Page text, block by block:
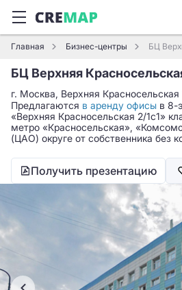
Главная Бизнес-центры БЦ
БЦ Верхняя
г. Москва, Верхняя Красносельская
Предлагаются в аренду офисы в 8-
«Верхняя Красносельская 2/1c1»
метро «Красносельская»,
(ЦАО) округе от собственника без
Получить презентацию